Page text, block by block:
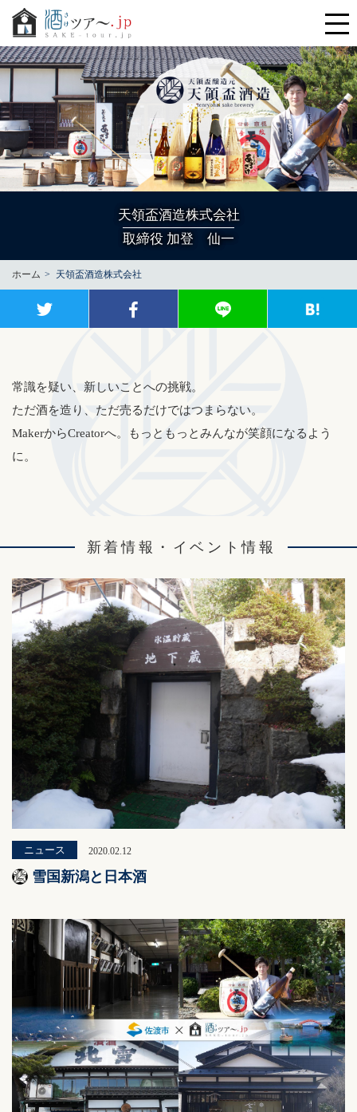
天領盃酒造株式会社
取締役 加登 仙一
ホーム 天領盃酒造株式会社
常識を疑い、新しいことへの挑戦。
ただ酒を造り、ただ売るだけではつまらない。
MakerからCreatorへ。もっともっとみんなが笑顔になるよう
に。
新着情報・イベント情報
ニュース 2020.02.12
雪国新潟と日本酒